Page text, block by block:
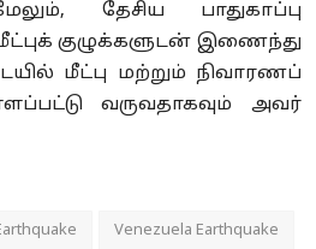
தேசிய பாதுகாப்பு
குழுக்களுடன் இணைந்து
மீட்பு மற்றும் நிவாரணப்
வருவதாகவும் அவர்
Venezuela Earthquake